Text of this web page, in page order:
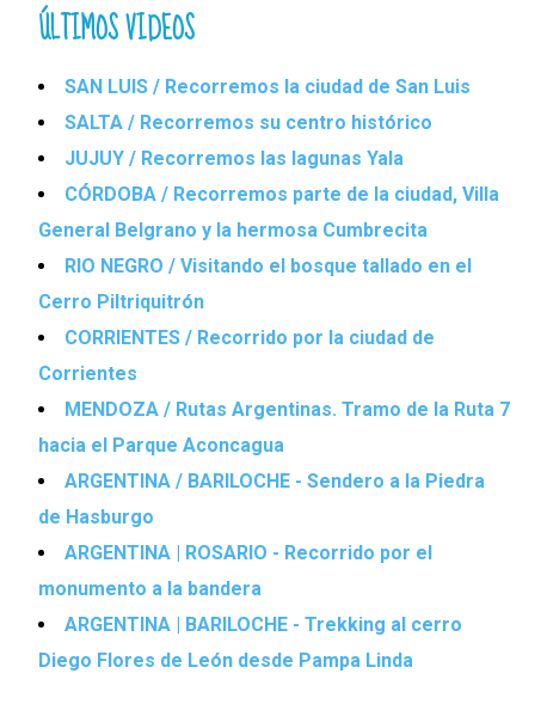
ÚLTIMOS VIDEOS
SAN LUIS / Recorremos la ciudad de San Luis
SALTA / Recorremos su centro histórico
JUJUY / Recorremos las lagunas Yala
CÓRDOBA / Recorremos parte de la ciudad, Villa
General Belgrano y la hermosa Cumbrecita
RIO NEGRO / Visitando el bosque tallado en el
Cerro Piltriquitrón
CORRIENTES / Recorrido por la ciudad de
Corrientes
MENDOZA / Rutas Argentinas. Tramo de la Ruta 7
hacia el Parque Aconcagua
ARGENTINA / BARILOCHE - Sendero a la Piedra
de Hasburgo
ARGENTINA | ROSARIO - Recorrido por el
monumento a la bandera
ARGENTINA | BARILOCHE - Trekking al cerro
Diego Flores de León desde Pampa Linda